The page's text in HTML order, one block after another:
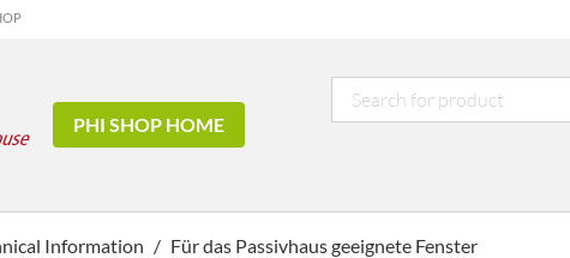
PHI SHOP HOME
Information Für das Passivhaus geeignete Fenster